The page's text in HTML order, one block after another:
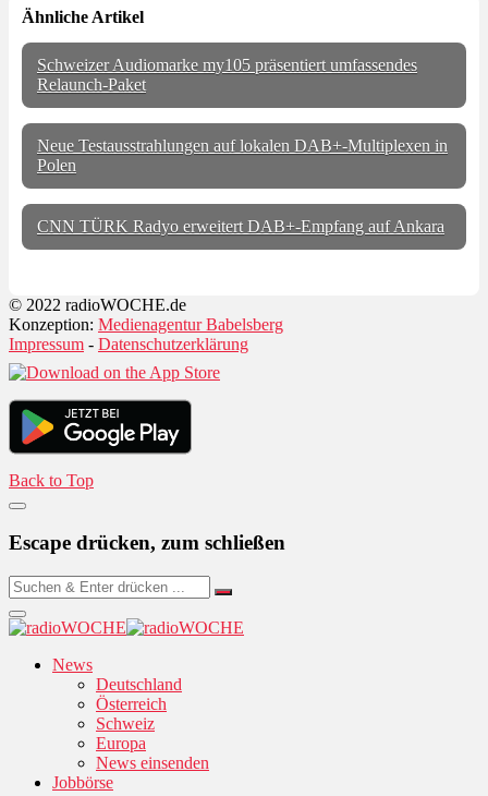
Ähnliche Artikel
Schweizer Audiomarke my105 präsentiert umfassendes
Relaunch-Paket
Neue Testausstrahlungen auf lokalen DAB+-Multiplexen in
Polen
CNN TÜRK Radyo erweitert DAB+-Empfang auf Ankara
© 2022 radioWOCHE.de
Konzeption: Medienagentur Babelsberg
Impressum - Datenschutzerklärung
Back to Top
Escape drücken, zum schließen
News
Deutschland
Österreich
Schweiz
Europa
News einsenden
Jobbörse